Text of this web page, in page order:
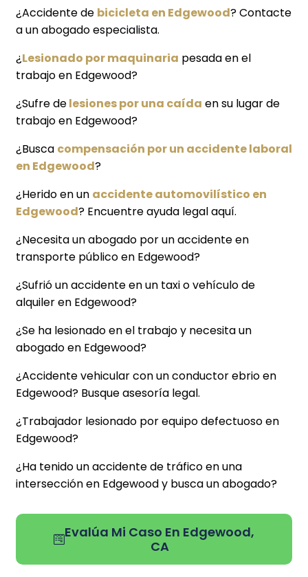
¿Accidente de bicicleta en Edgewood? Contacte
a un abogado especialista.
¿Lesionado por maquinaria pesada en el
trabajo en Edgewood?
¿Sufre delesiones por una caída en su lugar de
trabajo en Edgewood?
¿Busca compensación por un accidente laboral
en Edgewood?
¿Herido en un accidente automovilístico en
Edgewood? Encuentre ayuda legal aquí.
¿Necesita un abogado por un accidente en
transporte público en Edgewood?
¿Sufrió un accidente en un taxi o vehículo de
alquiler en Edgewood?
¿Se ha lesionado en el trabajo y necesita un
abogado en Edgewood?
¿Accidente vehicular con un conductor ebrio en
Edgewood? Busque asesoría legal.
¿Trabajador lesionado por equipo defectuoso en
Edgewood?
¿Ha tenido un accidente de tráfico en una
intersección en Edgewood y busca un abogado?
Evalúa Mi Caso En Edgewood,
CA